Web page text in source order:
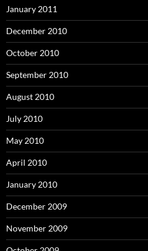
January 2011
December 2010
October 2010
September 2010
August 2010
July 2010
May 2010
April 2010
January 2010
December 2009
November 2009